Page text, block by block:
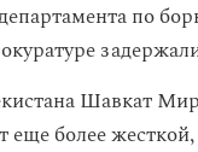
по
Шавкат
еще более